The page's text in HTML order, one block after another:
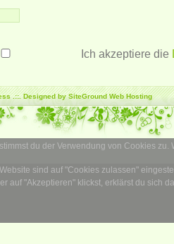
Ich akzeptiere die
.::. Designed by SiteGroundWeb Hosting
du der Verwendung von Cookies zu.
sind auf "Cookies zulassen"
auf "Akzeptieren" klickst, erklärst du sich